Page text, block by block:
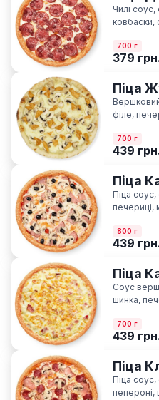
Чилі
ковбаски,
700 г
379
Піца
філе,
700 г
439
Піца
Піца
печериці,
800 г
439
Піца
Соус
шинка,
700 г
439
Піца
Піца
пепероні,